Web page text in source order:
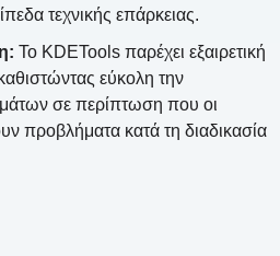
τεχνικής επάρκειας.
Το KDETools παρέχει εξαιρετική
εύκολη την
σε περίπτωση που οι
προβλήματα κατά τη διαδικασία